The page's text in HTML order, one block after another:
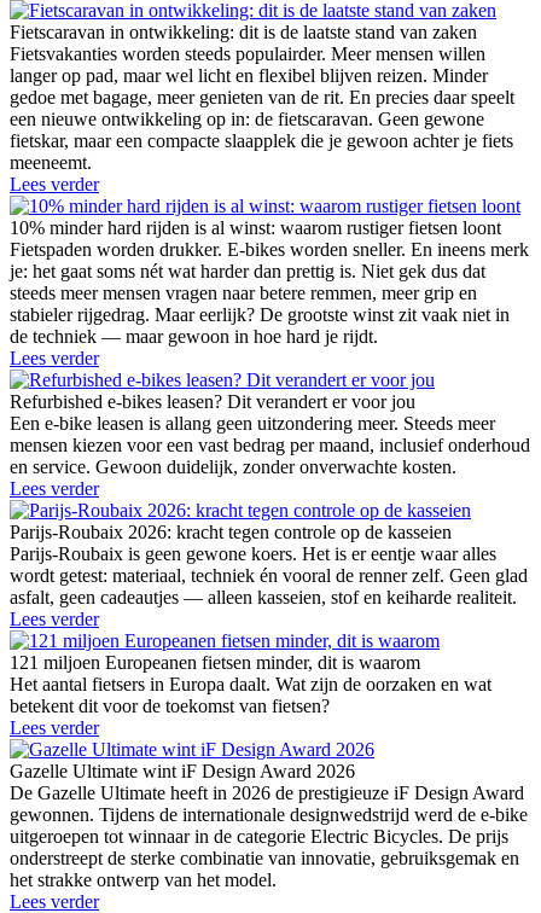
Fietscaravan in ontwikkeling: dit is de laatste stand van zaken
Fietsvakanties worden steeds populairder. Meer mensen willen
langer op pad, maar wel licht en flexibel blijven reizen. Minder
gedoe met bagage, meer genieten van de rit. En precies daar speelt
een nieuwe ontwikkeling op in: de fietscaravan. Geen gewone
fietskar, maar een compacte slaapplek die je gewoon achter je fiets
meeneemt.
Lees verder
10% minder hard rijden is al winst: waarom rustiger fietsen loont
Fietspaden worden drukker. E-bikes worden sneller. En ineens merk
je: het gaat soms nét wat harder dan prettig is. Niet gek dus dat
steeds meer mensen vragen naar betere remmen, meer grip en
stabieler rijgedrag. Maar eerlijk? De grootste winst zit vaak niet in
de techniek — maar gewoon in hoe hard je rijdt.
Lees verder
Refurbished e-bikes leasen? Dit verandert er voor jou
Een e-bike leasen is allang geen uitzondering meer. Steeds meer
mensen kiezen voor een vast bedrag per maand, inclusief onderhoud
en service. Gewoon duidelijk, zonder onverwachte kosten.
Lees verder
Parijs-Roubaix 2026: kracht tegen controle op de kasseien
Parijs-Roubaix is geen gewone koers. Het is er eentje waar alles
wordt getest: materiaal, techniek én vooral de renner zelf. Geen glad
asfalt, geen cadeautjes — alleen kasseien, stof en keiharde realiteit.
Lees verder
121 miljoen Europeanen fietsen minder, dit is waarom
Het aantal fietsers in Europa daalt. Wat zijn de oorzaken en wat
betekent dit voor de toekomst van fietsen?
Lees verder
Gazelle Ultimate wint iF Design Award 2026
De Gazelle Ultimate heeft in 2026 de prestigieuze iF Design Award
gewonnen. Tijdens de internationale designwedstrijd werd de e-bike
uitgeroepen tot winnaar in de categorie Electric Bicycles. De prijs
onderstreept de sterke combinatie van innovatie, gebruiksgemak en
het strakke ontwerp van het model.
Lees verder